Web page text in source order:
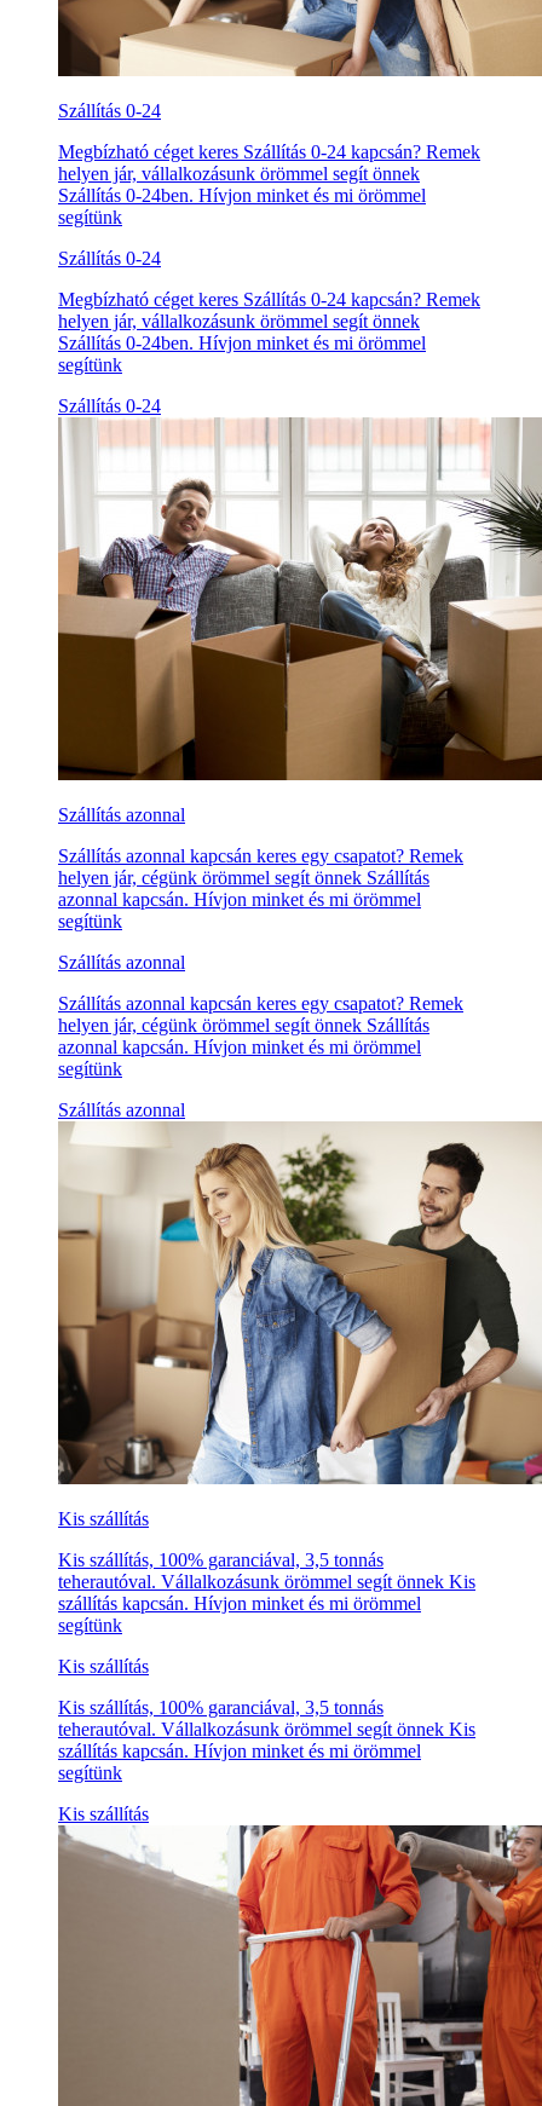
Szállítás 0-24
Megbízható céget keres Szállítás 0-24 kapcsán? Remek
helyen jár, vállalkozásunk örömmel segít önnek
Szállítás 0-24ben. Hívjon minket és mi örömmel
segítünk
Szállítás 0-24
Megbízható céget keres Szállítás 0-24 kapcsán? Remek
helyen jár, vállalkozásunk örömmel segít önnek
Szállítás 0-24ben. Hívjon minket és mi örömmel
segítünk
Szállítás 0-24
Szállítás azonnal
Szállítás azonnal kapcsán keres egy csapatot? Remek
helyen jár, cégünk örömmel segít önnek Szállítás
azonnal kapcsán. Hívjon minket és mi örömmel
segítünk
Szállítás azonnal
Szállítás azonnal kapcsán keres egy csapatot? Remek
helyen jár, cégünk örömmel segít önnek Szállítás
azonnal kapcsán. Hívjon minket és mi örömmel
segítünk
Szállítás azonnal
Kis szállítás
Kis szállítás, 100% garanciával, 3,5 tonnás
teherautóval. Vállalkozásunk örömmel segít önnek Kis
szállítás kapcsán. Hívjon minket és mi örömmel
segítünk
Kis szállítás
Kis szállítás, 100% garanciával, 3,5 tonnás
teherautóval. Vállalkozásunk örömmel segít önnek Kis
szállítás kapcsán. Hívjon minket és mi örömmel
segítünk
Kis szállítás